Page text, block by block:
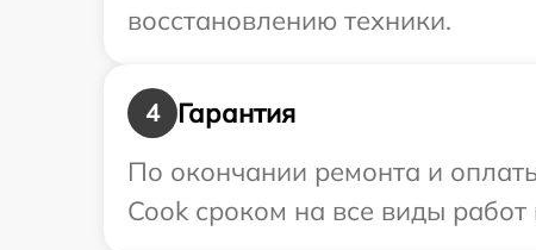
восстановлению техники.
4
Гарантия
По окончании ремонта и
Cook сроком на все виды работ